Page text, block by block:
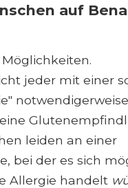
auf
jeder mit einer
leiden an einer
bei der es sich
Allergie handelt